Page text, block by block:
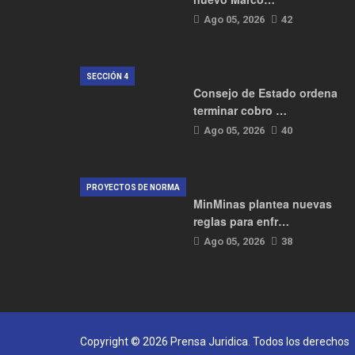
Ago 05, 2026 42
Consejo de Estado ordena
terminar cobro …
Ago 05, 2026 40
SECCIÓN 4
MinMinas plantea nuevas
reglas para enfr…
Ago 05, 2026 38
PROYECTOS DE NORMA
Copyright © 2026 Prensa Juridica. Todos los derechos